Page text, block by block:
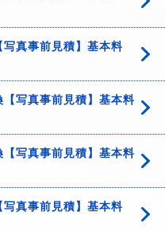
真事前見積】基本料
写真事前見積】基本料
写真事前見積】基本料
真事前見積】基本料